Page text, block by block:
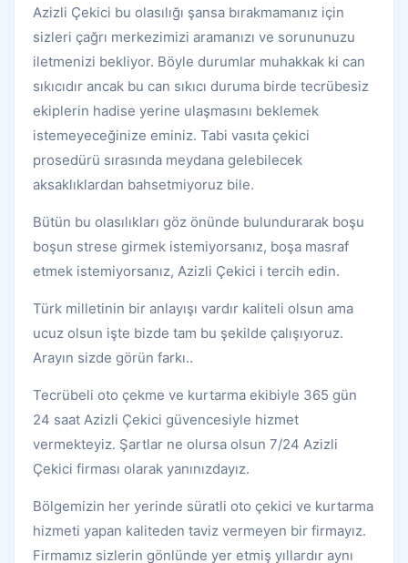
Azizli Çekici bu olasılığı şansa bırakmamanız için
sizleri çağrı merkezimizi aramanızı ve sorununuzu
iletmenizi bekliyor. Böyle durumlar muhakkak ki can
sıkıcıdır ancak bu can sıkıcı duruma birde tecrübesiz
ekiplerin hadise yerine ulaşmasını beklemek
istemeyeceğinize eminiz. Tabi vasıta çekici
prosedürü sırasında meydana gelebilecek
aksaklıklardan bahsetmiyoruz bile.
Bütün bu olasılıkları göz önünde bulundurarak boşu
boşun strese girmek istemiyorsanız, boşa masraf
etmek istemiyorsanız, Azizli Çekici i tercih edin.
Türk milletinin bir anlayışı vardır kaliteli olsun ama
ucuz olsun işte bizde tam bu şekilde çalışıyoruz.
Arayın sizde görün farkı..
Tecrübeli oto çekme ve kurtarma ekibiyle 365 gün
24 saat Azizli Çekici güvencesiyle hizmet
vermekteyiz. Şartlar ne olursa olsun 7/24 Azizli
Çekici firması olarak yanınızdayız.
Bölgemizin her yerinde süratli oto çekici ve kurtarma
hizmeti yapan kaliteden taviz vermeyen bir firmayız.
Firmamız sizlerin gönlünde yer etmiş yıllardır aynı